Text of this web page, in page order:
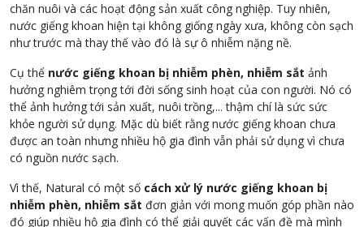
chăn nuôi và các hoạt động sản xuất công nghiệp. Tuy nhiên,
nước giếng khoan hiện tại không giống ngày xưa, không còn sạch
như trước mà thay thế vào đó là sự ô nhiễm nặng nề.
Cụ thể nước giếng khoan bị nhiễm phèn, nhiễm sắt ảnh
hưởng nghiêm trọng tới đời sống sinh hoạt của con người. Nó có
thể ảnh hưởng tới sản xuất, nuôi trồng,... thậm chí là sức sức
khỏe người sử dụng. Mặc dù biết rằng nước giếng khoan chưa
được an toàn nhưng nhiều hộ gia đình vẫn phải sử dụng vì chưa
có nguồn nước sạch.
Vì thế, Natural có một số cách xử lý nước giếng khoan bị
nhiễm phèn, nhiễm sắt đơn giản với mong muốn góp phần nào
đó giúp nhiều hộ gia đình có thể giải quyết các vấn đề mà mình